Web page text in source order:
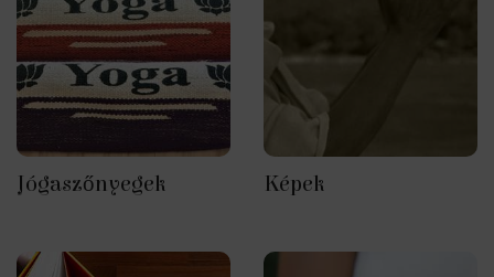
Jógaszőnyegek Képek